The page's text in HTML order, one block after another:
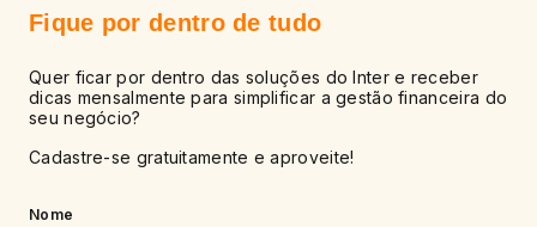
Fique por dentrode tudo
Quer ficar por dentro das soluções do Inter e receber
dicas mensalmente para simplificar a gestão financeira do
seu negócio?
Cadastre-se gratuitamente e aproveite!
Nome